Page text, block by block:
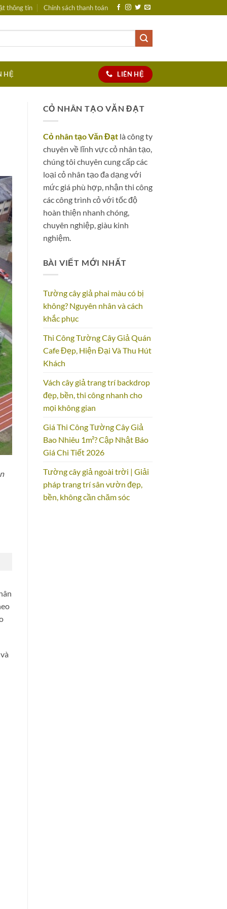
thông tin Chính sách thanh toán
HỆ LIÊN HỆ
CỎ NHÂN TẠO VĂN ĐẠT
Cỏ nhân tạo Văn Đạtlà công ty
chuyên về lĩnh vực cỏ nhân tạo,
chúng tôi chuyên cung cấp các
loại cỏ nhân tạo đa dạng với
mức giá phù hợp, nhận thi công
các công trình cỏ với tốc độ
hoàn thiện nhanh chóng,
chuyên nghiệp, giàu kinh
nghiệm.
BÀI VIẾT MỚI NHẤT
Tường cây giả phai màu có bị
không? Nguyên nhân và cách
khắc phục
Thi Công Tường Cây Giả Quán
Cafe Đẹp, Hiện Đại Và Thu Hút
Khách
Vách cây giả trang trí backdrop
đẹp, bền, thi công nhanh cho
mọi không gian
Giá Thi Công Tường Cây Giả
Bao Nhiêu 1m²? Cập Nhật Báo
Giá Chi Tiết 2026
Tường cây giả ngoài trời | Giải
pháp trang trí sân vườn đẹp,
bền, không cần chăm sóc